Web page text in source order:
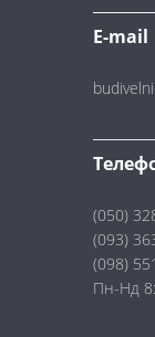
E-mail
(050)
(093)
(098)
Пн-Нд